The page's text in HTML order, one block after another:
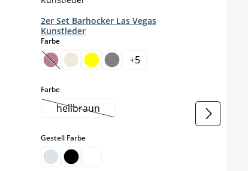
verfügbar.)
2er Set Barhocker Las Vegas
Kunstleder
Farbeauswählen
(Diese Option ist zurzeit nicht verfügbar.)
+5
Farbeauswählen
hellbraun(Diese Option ist zurzeit nicht verfügbar.)
Gestell Farbeauswählen